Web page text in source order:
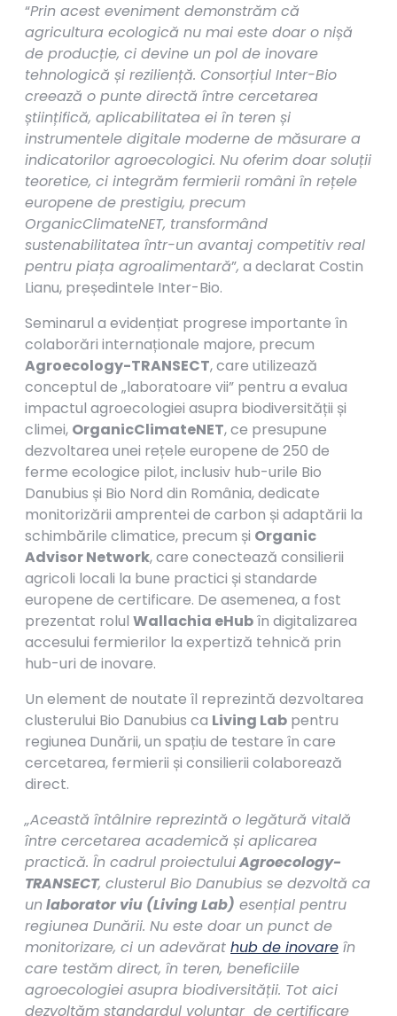
“Prin acest eveniment demonstrăm că
agricultura ecologică nu mai este doar o nișă
de producție, ci devine un pol de inovare
tehnologică și reziliență. Consorțiul Inter-Bio
creează o punte directă între cercetarea
științifică, aplicabilitatea ei în teren și
instrumentele digitale moderne de măsurare a
indicatorilor agroecologici. Nu oferim doar soluții
teoretice, ci integrăm fermierii români în rețele
europene de prestigiu, precum
OrganicClimateNET, transformând
sustenabilitatea într-un avantaj competitiv real
pentru piața agroalimentară”, a declarat Costin
Lianu, președintele Inter-Bio.
Seminarul a evidențiat progrese importante în
colaborări internaționale majore, precum
Agroecology-TRANSECT, care utilizează
conceptul de „laboratoare vii” pentru a evalua
impactul agroecologiei asupra biodiversității și
climei, OrganicClimateNET, ce presupune
dezvoltarea unei rețele europene de 250 de
ferme ecologice pilot, inclusiv hub-urile Bio
Danubius și Bio Nord din România, dedicate
monitorizării amprentei de carbon și adaptării la
schimbările climatice, precum și Organic
Advisor Network, care conectează consilierii
agricoli locali la bune practici și standarde
europene de certificare. De asemenea, a fost
prezentat rolul Wallachia eHubîn digitalizarea
accesului fermierilor la expertiză tehnică prin
hub-uri de inovare.
Un element de noutate îl reprezintă dezvoltarea
clusterului Bio Danubius ca Living Lab pentru
regiunea Dunării, un spațiu de testare în care
cercetarea, fermierii și consilierii colaborează
direct.
„Această întâlnire reprezintă o legătură vitală
între cercetarea academică și aplicarea
practică. În cadrul proiectuluiAgroecology-
TRANSECT, clusterul Bio Danubius se dezvoltă ca
unlaborator viu (Living Lab) esențial pentru
regiunea Dunării. Nu este doar un punct de
monitorizare, ci un adevărat hub de inovare în
care testăm direct, în teren, beneficiile
agroecologiei asupra biodiversității. Tot aici
dezvoltăm standardul voluntar de certificare